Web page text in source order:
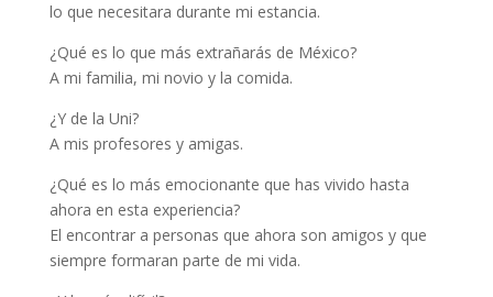
lo que necesitara durante mi estancia.
¿Qué es lo que más extrañarás de México?
A mi familia, mi novio y la comida.
¿Y de la Uni?
A mis profesores y amigas.
¿Qué es lo más emocionante que has vivido hasta
ahora en esta experiencia?
El encontrar a personas que ahora son amigos y que
siempre formaran parte de mi vida.